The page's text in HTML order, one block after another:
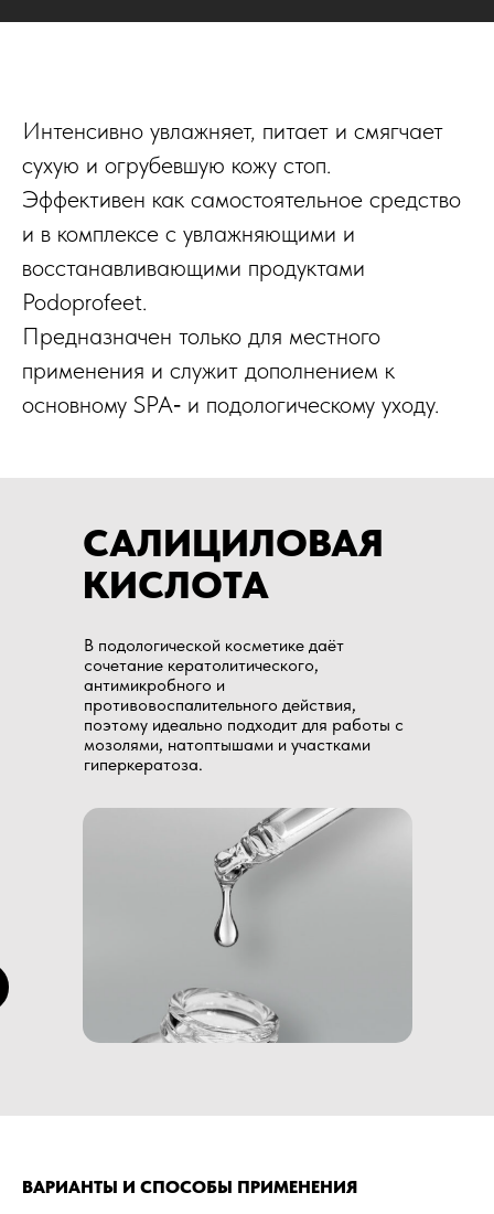
Интенсивно увлажняет, питает и смягчает
сухую и огрубевшую кожу стоп.​
Эффективен как самостоятельное средство
и в комплексе с увлажняющими и
восстанавливающими продуктами
Podoprofeet.​
Предназначен только для местного
применения и служит дополнением к
основному SPA‑ и подологическому уходу.​
САЛИЦИЛОВАЯ
КИСЛОТА
В подологической косметике даёт
сочетание кератолитического,
антимикробного и
противовоспалительного действия,
поэтому идеально подходит для работы с
мозолями, натоптышами и участками
гиперкератоза.
ВАРИАНТЫ И СПОСОБЫ ПРИМЕНЕНИЯ